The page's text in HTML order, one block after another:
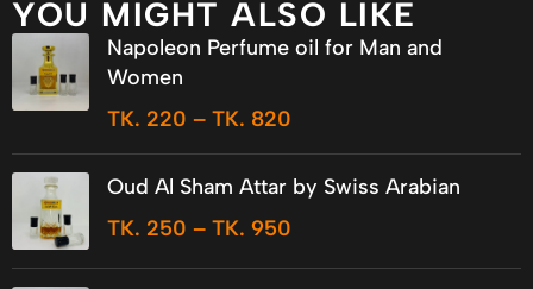
YOU MIGHT ALSO LIKE
Napoleon Perfume oil for Man and
Women
TK. 220 – TK. 820
Oud Al Sham Attar by Swiss Arabian
TK. 250 – TK. 950